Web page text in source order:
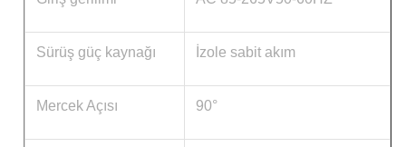
Sürüş güç kaynağı İzole sabit akım
Mercek Açısı 90°